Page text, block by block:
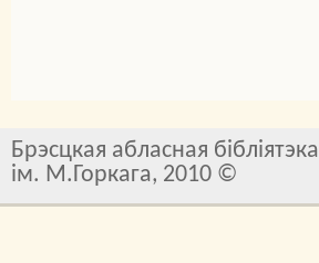
Брэсцкая абласная бібліятэка
ім. М.Горкага, 2010 ©